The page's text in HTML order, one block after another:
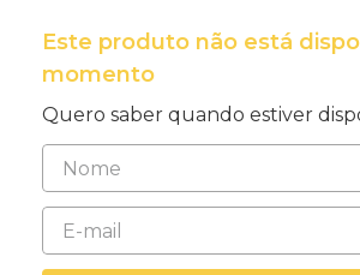
Este produto não está
momento
Quero saber quando estiver